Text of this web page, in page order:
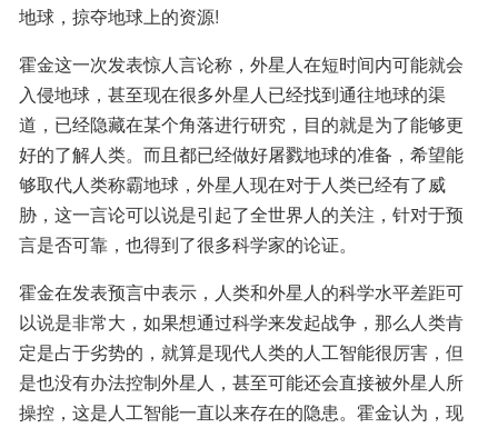
地球，掠夺地球上的资源!
霍金这一次发表惊人言论称，外星人在短时间内可能就会
入侵地球，甚至现在很多外星人已经找到通往地球的渠
道，已经隐藏在某个角落进行研究，目的就是为了能够更
好的了解人类。而且都已经做好屠戮地球的准备，希望能
够取代人类称霸地球，外星人现在对于人类已经有了威
胁，这一言论可以说是引起了全世界人的关注，针对于预
言是否可靠，也得到了很多科学家的论证。
霍金在发表预言中表示，人类和外星人的科学水平差距可
以说是非常大，如果想通过科学来发起战争，那么人类肯
定是占于劣势的，就算是现代人类的人工智能很厉害，但
是也没有办法控制外星人，甚至可能还会直接被外星人所
操控，这是人工智能一直以来存在的隐患。霍金认为，现